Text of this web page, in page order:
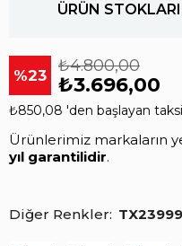
ÜRÜN
23 ₺4.800,00
₺3.696,00
₺850,08 'den başlayan
Ürünlerimiz markaların
yıl garantilidir.
Diğer Renkler